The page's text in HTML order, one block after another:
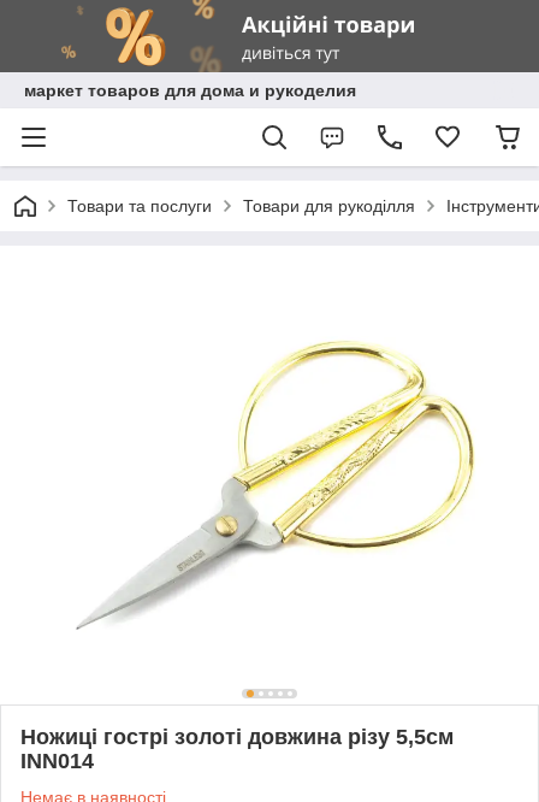
маркет товаров для дома и рукоделия
Товари та послуги Товари для рукоділля
Ножиці гострі золоті довжина різу 5,5cм
INN014
Немає в наявності